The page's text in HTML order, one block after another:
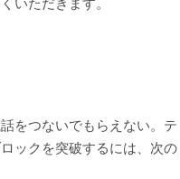
いただきます。
をつないでもらえない。テ
ックを突破するには、次の